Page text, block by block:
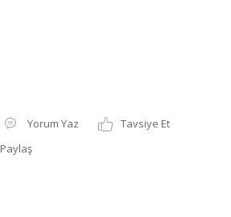
Yorum Yaz
Tavsiye Et
Paylaş